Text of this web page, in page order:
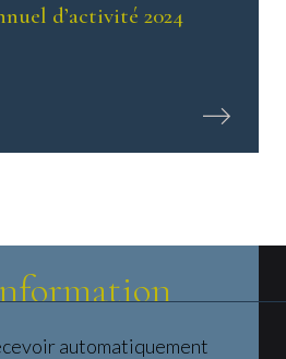
d’activité 2024
automatiquement